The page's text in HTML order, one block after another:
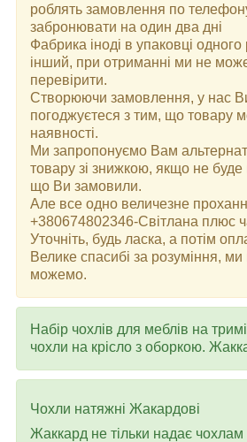
роблять замовлення по
забронювати на один два дні
Фабрика іноді в упаковці одного
інший, при отриманні ми не
перевірити.
Створюючи замовлення, у нас
погоджуєтеся з тим, що товару
наявності.
Ми запропонуємо Вам
товару зі знижкою, якщо не буде
що Ви замовили.
Але все одно величезне
+380674802346-Світлана плюс
Уточніть, будь ласка, а потім
Велике спасибі за розуміння,
можемо.
Набір чохлів для меблів на
чохли на крісло з оборкою.
Чохли натяжні Жакардові
Жаккард не тільки надає чохлам